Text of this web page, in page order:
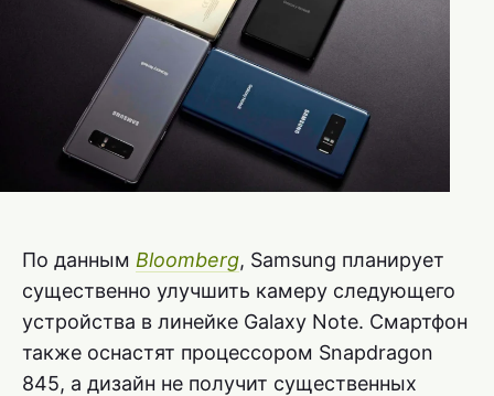
По данным Bloomberg, Samsung планирует
существенно улучшить камеру следующего
устройства в линейке Galaxy Note. Смартфон
также оснастят процессором Snapdragon
845, а дизайн не получит существенных